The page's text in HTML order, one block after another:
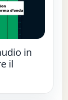
in
il